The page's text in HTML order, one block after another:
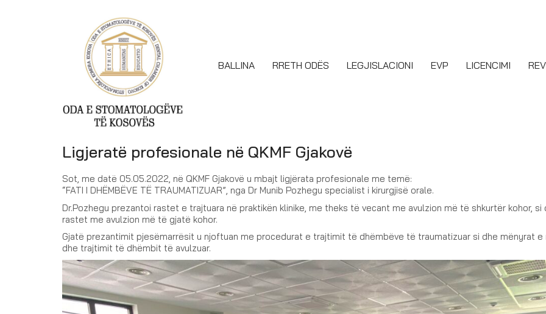
BALLINA RRETH ODËS LEGJISLACIONI EVP LICENCIMI
Ligjeratë profesionale në QKMF Gjakovë
Sot, me datë 05.05.2022, në QKMF Gjakovë u mbajt ligjërata profesionale me temë:
“FATI I DHËMBËVE TË TRAUMATIZUAR”, nga Dr Munib Pozhegu specialist i kirurgjisë orale.
Dr.Pozhegu prezantoi rastet e trajtuara në praktikën klinike, me theks të vecant me avulzion më të shkurtër kohor, si
rastet me avulzion më të gjatë kohor.
Gjatë prezantimit pjesëmarrësit u njoftuan me procedurat e trajtimit të dhëmbëve të traumatizuar si dhe mënyrat e
dhe trajtimit të dhëmbit të avulzuar.